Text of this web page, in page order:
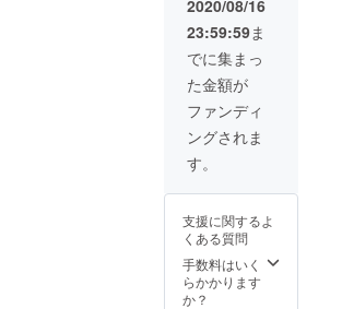
2020/08/16
23:59:59ま
でに集まっ
た金額が
ファンディ
ングされま
す。
支援に関するよ
くある質問
手数料はいく
らかかります
か？